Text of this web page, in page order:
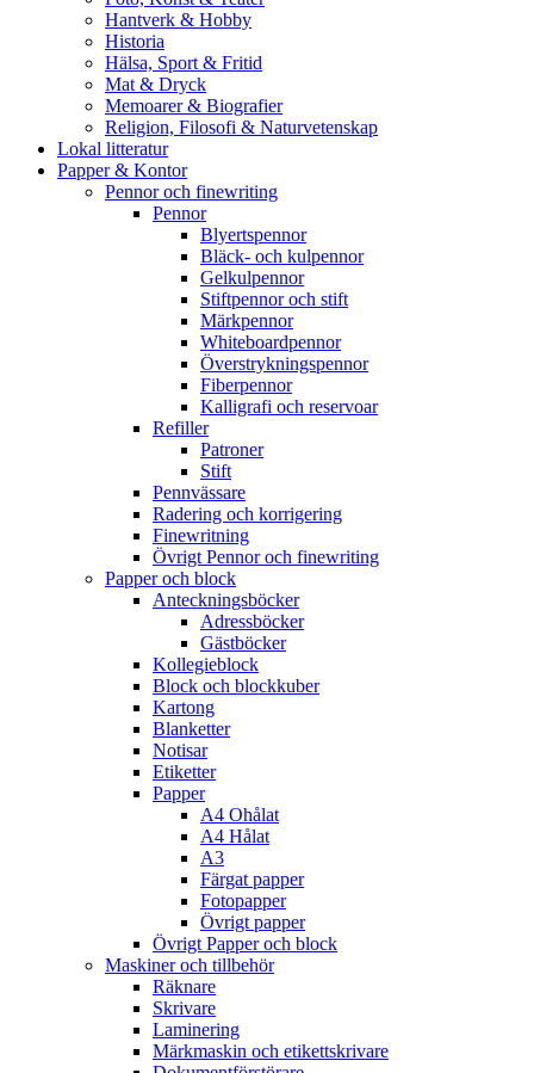
Hantverk & Hobby
Historia
Hälsa, Sport & Fritid
Mat & Dryck
Memoarer & Biografier
Religion, Filosofi & Naturvetenskap
Lokal litteratur
Papper & Kontor
Pennor och finewriting
Pennor
Blyertspennor
Bläck- och kulpennor
Gelkulpennor
Stiftpennor och stift
Märkpennor
Whiteboardpennor
Överstrykningspennor
Fiberpennor
Kalligrafi och reservoar
Refiller
Patroner
Stift
Pennvässare
Radering och korrigering
Finewritning
Övrigt Pennor och finewriting
Papper och block
Anteckningsböcker
Adressböcker
Gästböcker
Kollegieblock
Block och blockkuber
Kartong
Blanketter
Notisar
Etiketter
Papper
A4 Ohålat
A4 Hålat
A3
Färgat papper
Fotopapper
Övrigt papper
Övrigt Papper och block
Maskiner och tillbehör
Räknare
Skrivare
Laminering
Märkmaskin och etikettskrivare